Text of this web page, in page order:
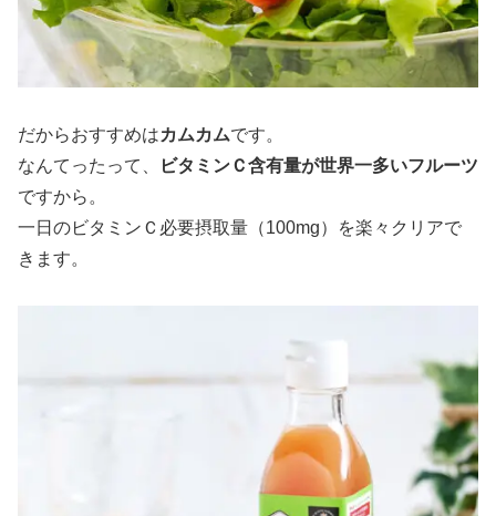
だからおすすめはカムカムです。
なんてったって、
ビタミンＣ含有量が世界一多いフルーツ
ですから。
一日のビタミンＣ必要摂取量（100mg）を楽々クリアで
きます。